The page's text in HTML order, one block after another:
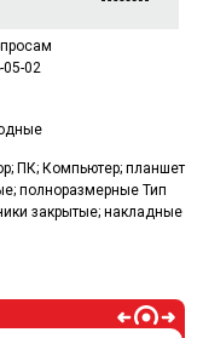
05-02
ПК; Компьютер; планшет
полноразмерные Тип
закрытые; накладные